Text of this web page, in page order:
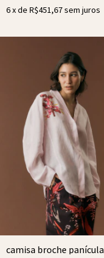
6x de R$451,67sem juros
camisa broche panícula